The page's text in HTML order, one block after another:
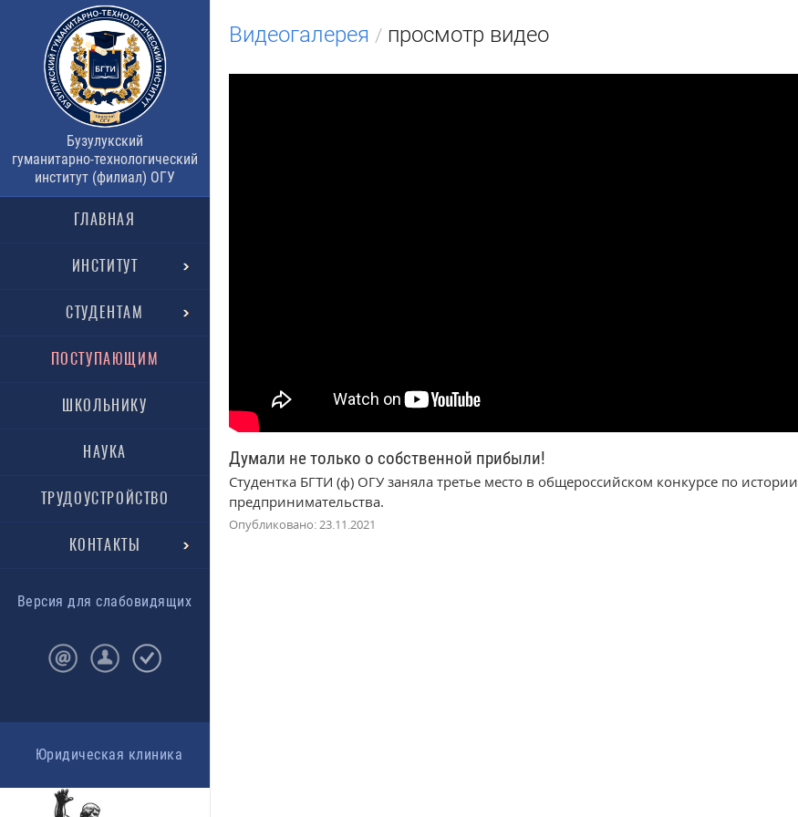
Бузулукский
гуманитарно-технологический
институт (филиал) ОГУ
ГЛАВНАЯ
ИНСТИТУТ
СТУДЕНТАМ
ПОСТУПАЮЩИМ
ШКОЛЬНИКУ
НАУКА
ТРУДОУСТРОЙСТВО
КОНТАКТЫ
Версия для слабовидящих
Юридическая клиника
Видеогалерея / просмотр видео
Думали не только о собственной прибыли!
Студентка БГТИ (ф) ОГУ заняла третье место в общероссийском конкурсе по истории
предпринимательства.
Опубликовано: 23.11.2021